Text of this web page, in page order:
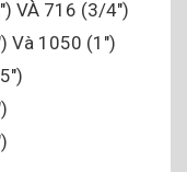
VÀ 716 (3/4″)
Và 1050 (1″)